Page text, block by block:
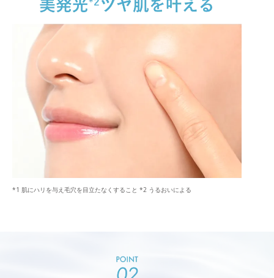
*1 肌にハリを与え毛穴を目立たなくすること *2 うるおいによる